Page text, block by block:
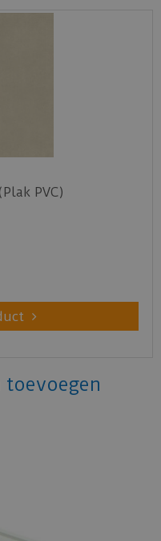
PVC)
toevoegen